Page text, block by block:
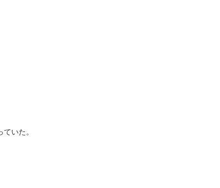
いた。